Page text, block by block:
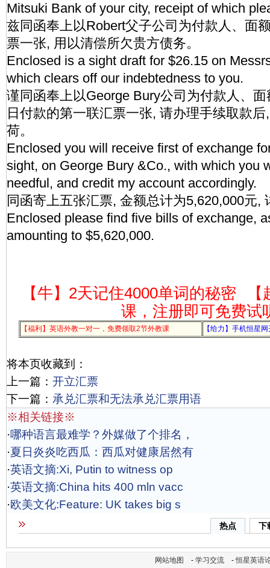
Mitsuki Bank of your city, receipt of which
兹同函奉上以Robert父子公司为付款人、面
票一张, 用以清偿所欠贵方债务。
Enclosed is a sight draft for $26.15 on
which clears off our indebtedness to you.
谨同函奉上以George Bury公司为付款人、
日付款的第一联汇票一张, 请办理手续取款
荷。
Enclosed you will receive first of exchange
sight, on George Bury &Co., with which you
needful, and credit my account accordingly.
同函寄上五张汇票, 金额总计为5,620,000元,
Enclosed please find five bills of exchange,
amounting to $5,620,000.
【牛】2天记住4000单词的秘密
课，注册即可免费试
【福利】英语外教一对一，免费领取2节外教课 【给力】手机恒星
将本页收藏到：
上一篇： 开立汇票
下一篇： 承兑汇票和无法承兑汇票用语
※相关链接※
·哪种语言最难学？外媒做了个排名，
·夏日炎炎吃西瓜：西瓜对健康居然有
·英语文摘:Xi, Putin to witness op
·英语文摘:China hits 400 mln vacc
·欧美文化:Feature: UK takes big s
热点 下
网站地图 - 学习交流 -恒星英语